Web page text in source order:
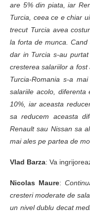
are 5% din piata, iar
Turcia, ceea ce e chiar
trecut Turcia avea
la forta de munca. Cand
dar in Turcia s-au
cresterea salariilor a
Turcia-Romania s-a
salariile acolo,
10%, iar aceasta
sa reducem aceasta
Renault sau Nissan sa
mai ales pe partea de
Vlad Barza: Va
Nicolas Maure:
cresteri moderate de
un nivel dublu decat